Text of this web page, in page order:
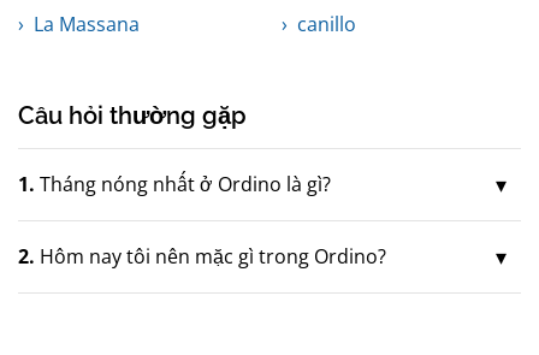
La Massana
canillo
Câu hỏi thường gặp
1. Tháng nóng nhất ở Ordino là gì?
2. Hôm nay tôi nên mặc gì trong Ordino?